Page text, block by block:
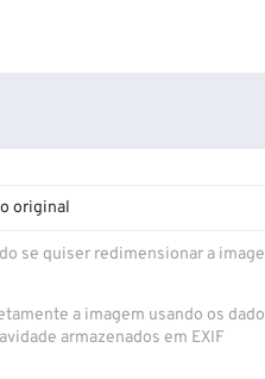
original
se quiser redimensionar a
a imagem usando os
armazenados em EXIF